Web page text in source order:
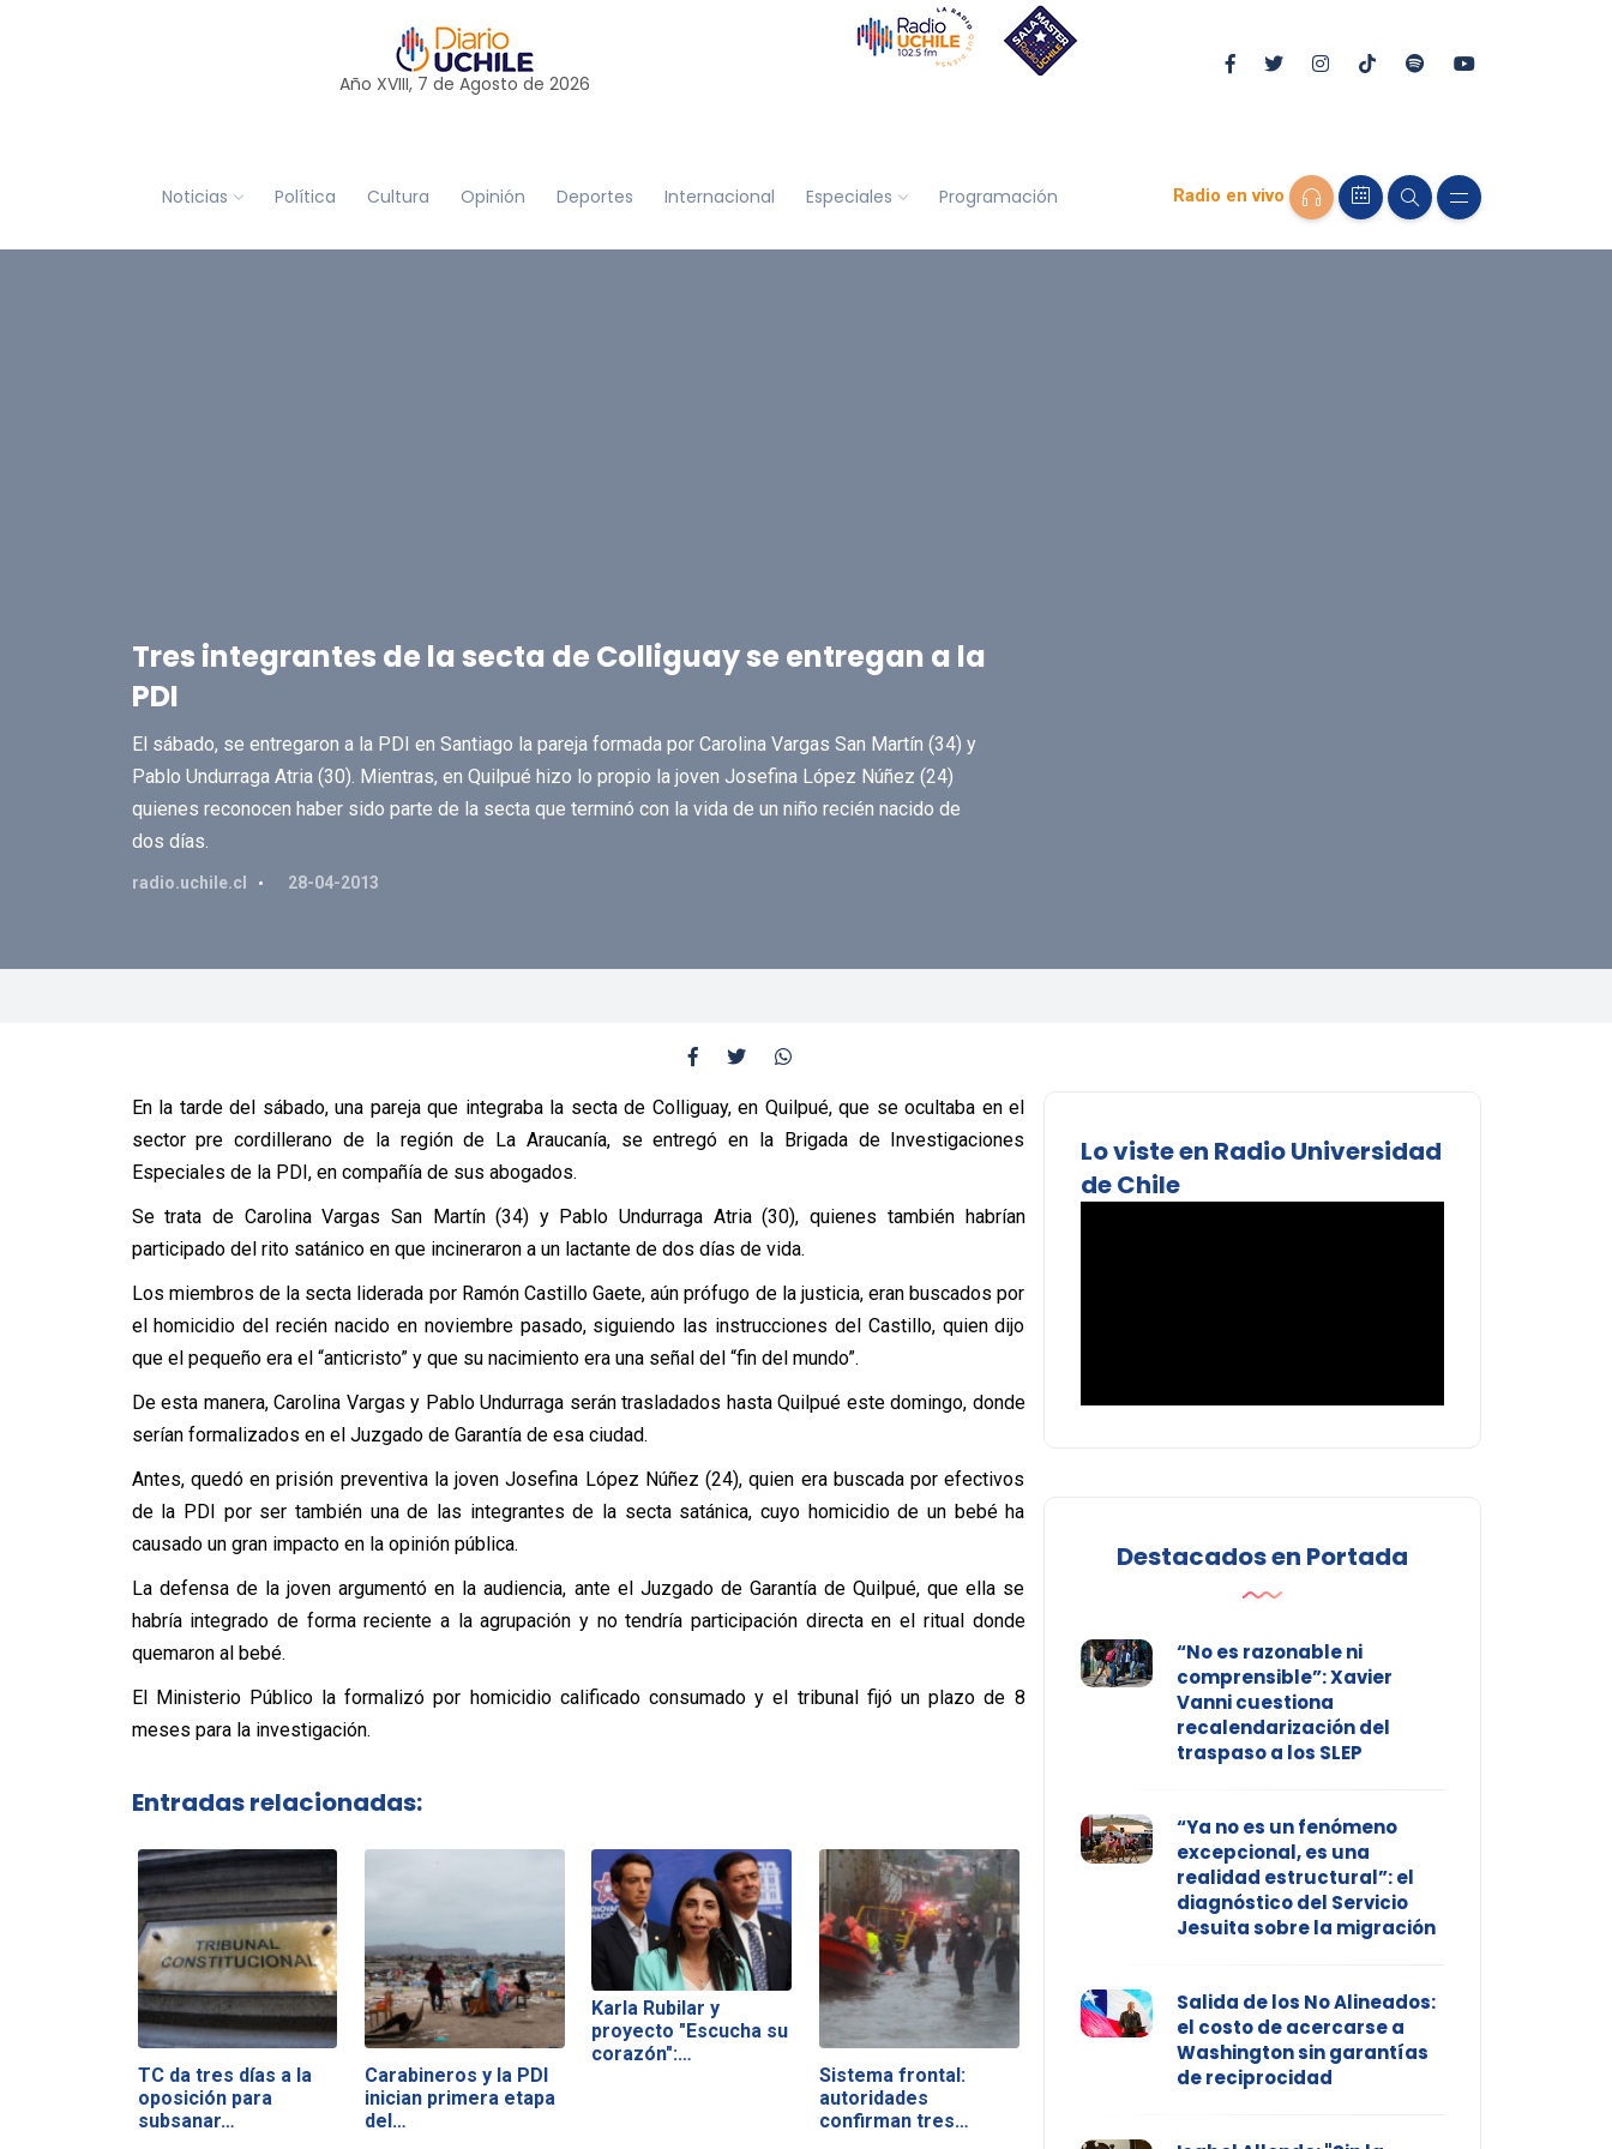
Año XVIII, 7 de Agosto de 2026
Noticias Política Cultura Opinión Deportes Internacional Especiales Programación Radio en vivo
Tres integrantes de la secta de Colliguay se entregan a la
PDI
El sábado, se entregaron a la PDI en Santiago la pareja formada por Carolina Vargas San Martín (34) y
Pablo Undurraga Atria (30). Mientras, en Quilpué hizo lo propio la joven Josefina López Núñez (24)
quienes reconocen haber sido parte de la secta que terminó con la vida de un niño recién nacido de
dos días.
radio.uchile.cl 28-04-2013
En la tarde del sábado, una pareja que integraba la secta de Colliguay, en Quilpué, que se ocultaba en el
sector pre cordillerano de la región de La Araucanía, se entregó en la Brigada de Investigaciones
Especiales de la PDI, en compañía de sus abogados.
Se trata de Carolina Vargas San Martín (34) y Pablo Undurraga Atria (30), quienes también habrían
participado del rito satánico en que incineraron a un lactante de dos días de vida.
Los miembros de la secta liderada por Ramón Castillo Gaete, aún prófugo de la justicia, eran buscados por
el homicidio del recién nacido en noviembre pasado, siguiendo las instrucciones del Castillo, quien dijo
que el pequeño era el “anticristo” y que su nacimiento era una señal del “fin del mundo”.
De esta manera, Carolina Vargas y Pablo Undurraga serán trasladados hasta Quilpué este domingo, donde
serían formalizados en el Juzgado de Garantía de esa ciudad.
Antes, quedó en prisión preventiva la joven Josefina López Núñez (24), quien era buscada por efectivos
de la PDI por ser también una de las integrantes de la secta satánica, cuyo homicidio de un bebé ha
causado un gran impacto en la opinión pública.
La defensa de la joven argumentó en la audiencia, ante el Juzgado de Garantía de Quilpué, que ella se
habría integrado de forma reciente a la agrupación y no tendría participación directa en el ritual donde
quemaron al bebé.
El Ministerio Público la formalizó por homicidio calificado consumado y el tribunal fijó un plazo de 8
meses para la investigación.
Entradas relacionadas:
TC da tres días a la
oposición para
subsanar…
Carabineros y la PDI
inician primera etapa
del…
Karla Rubilar y
proyecto "Escucha su
corazón":…
Sistema frontal:
autoridades
confirman tres…
Lo viste en Radio Universidad
de Chile
Destacados en Portada
“No es razonable ni
comprensible”: Xavier
Vanni cuestiona
recalendarización del
traspaso a los SLEP
“Ya no es un fenómeno
excepcional, es una
realidad estructural”: el
diagnóstico del Servicio
Jesuita sobre la migración
Salida de los No Alineados:
el costo de acercarse a
Washington sin garantías
de reciprocidad